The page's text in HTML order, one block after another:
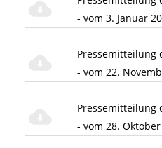
- vom 3. Januar
Pressemitteilung
- vom 22.
Pressemitteilung
- vom 28.